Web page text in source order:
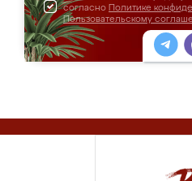
согласно Политике
Пользовательскому